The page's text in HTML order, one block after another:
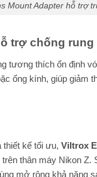
Mount Adapter hỗ trợ
trợ chống rung
tương thích ổn định
ống kính, giúp giảm
kế tối ưu, Viltrox
thân máy Nikon
mở rộng khả năng